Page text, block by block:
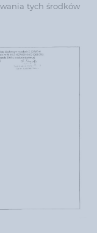
tych środków